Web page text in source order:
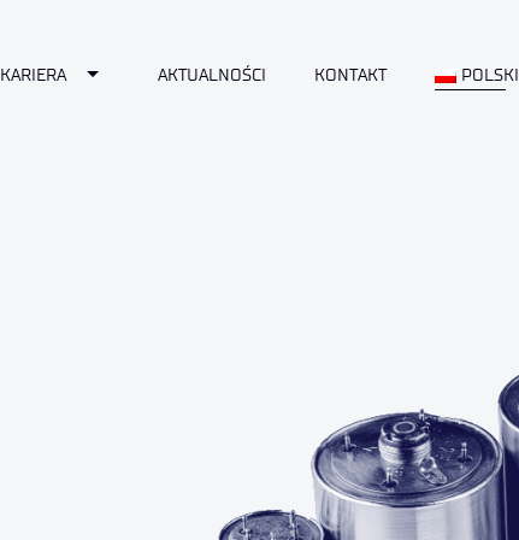
KARIERA Toggle Dropdown
AKTUALNOŚCI KONTAKT POLSKI